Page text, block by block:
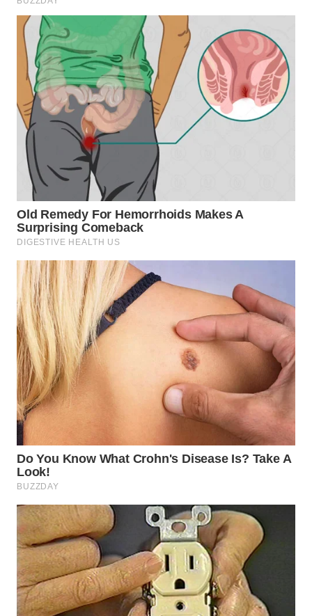
LABUHANBATU
WN
TAPANULI
TENGAH
WN DELI
SERDANG
WN
TEBING
TINGGI
WN
PAKPAK
WN
KARAWANG
WN
BEKASI
WN
BOGOR
DEPOK
WN
TAPANULI
UTARA
WN
SAMOSIR
WN